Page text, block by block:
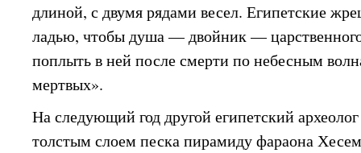
длиной, с двумя рядами весел. Египетские
ладью, чтобы душа — двойник —
поплыть в ней после смерти по небесным
мертвых».
На следующий год другой египетский
толстым слоем песка пирамиду фараона